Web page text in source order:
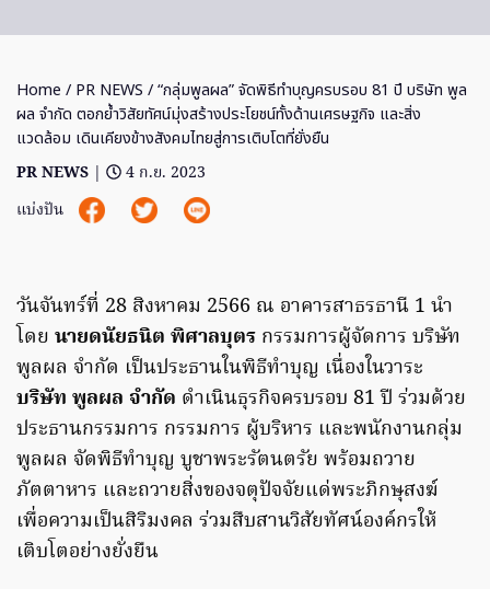
Home / PR NEWS / “กลุ่มพูลผล” จัดพิธีทำบุญครบรอบ 81 ปี บริษัท พูล
ผล จำกัด ตอกย้ำวิสัยทัศน์มุ่งสร้างประโยชน์ทั้งด้านเศรษฐกิจ และสิ่ง
แวดล้อม เดินเคียงข้างสังคมไทยสู่การเติบโตที่ยั่งยืน
PR NEWS |
4 ก.ย. 2023
แบ่งปัน
วันจันทร์ที่ 28 สิงหาคม 2566 ณ อาคารสาธรธานี 1 นำ
โดย นายดนัยธนิต พิศาลบุตร กรรมการผู้จัดการ บริษัท
พูลผล จำกัด เป็นประธานในพิธีทำบุญ เนื่องในวาระ
บริษัท พูลผล จำกัด ดำเนินธุรกิจครบรอบ 81 ปี ร่วมด้วย
ประธานกรรมการ กรรมการ ผู้บริหาร และพนักงานกลุ่ม
พูลผล จัดพิธีทำบุญ บูชาพระรัตนตรัย พร้อมถวาย
ภัตตาหาร และถวายสิ่งของจตุปัจจัยแด่พระภิกษุสงฆ์
เพื่อความเป็นสิริมงคล ร่วมสืบสานวิสัยทัศน์องค์กรให้
เติบโตอย่างยั่งยืน